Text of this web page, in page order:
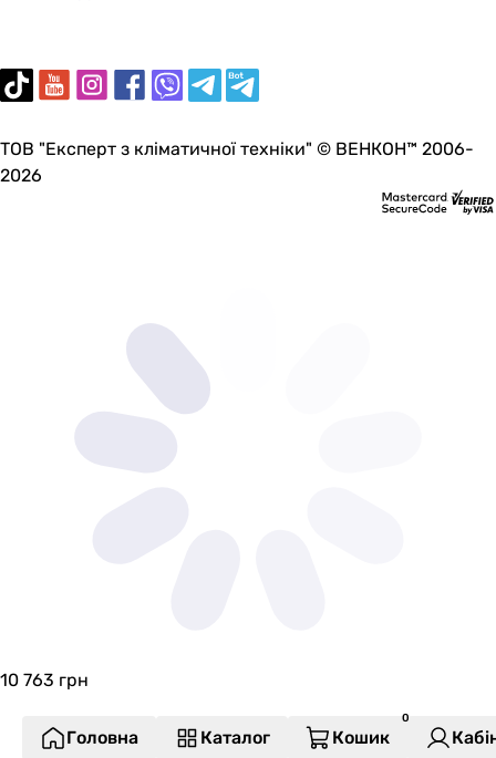
ТОВ "Експерт з кліматичної техніки" © ВЕНКОН™ 2006-
2026
10 763 грн
Головна Каталог Кошик